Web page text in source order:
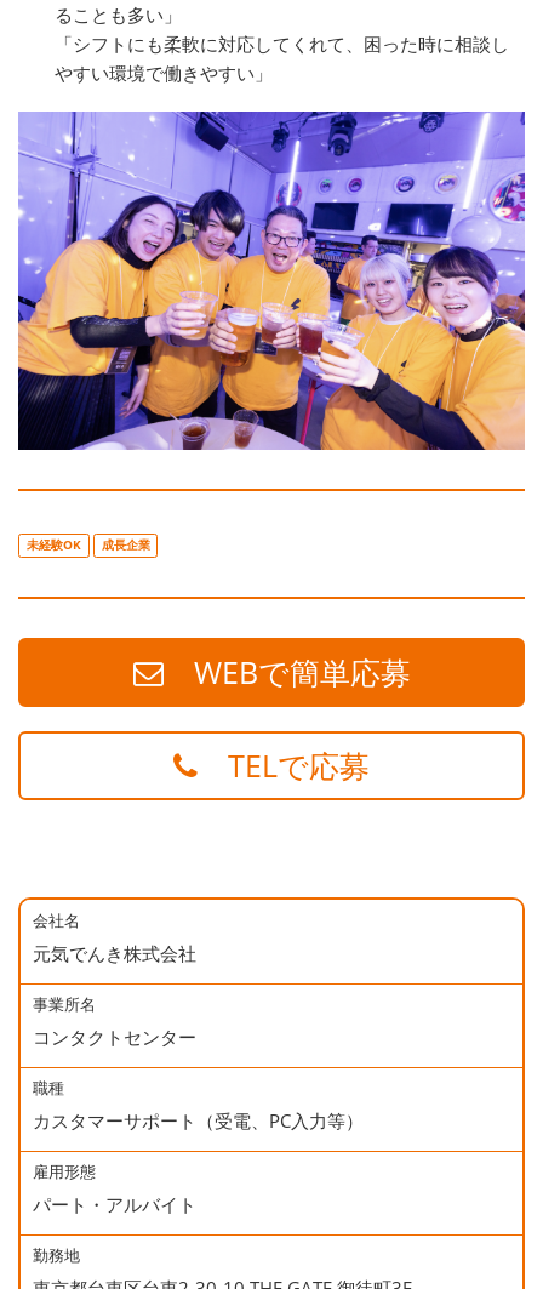
ることも多い」
「シフトにも柔軟に対応してくれて、困った時に相談し
やすい環境で働きやすい」
未経験OK 成長企業
WEBで簡単応募
TELで応募
会社名
元気でんき株式会社
事業所名
コンタクトセンター
職種
カスタマーサポート（受電、PC入力等）
雇用形態
パート・アルバイト
勤務地